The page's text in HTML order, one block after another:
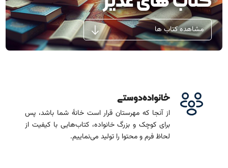
مشاهده کتاب ها
خانواده‌دوستی
از آنجا که مهرستان قرار است خانۀ شما باشد، پس
برای کوچک و بزرگ خانواده، کتاب‌هایی با کیفیت از
لحاظ فرم و محتوا را تولید می‌نماییم.